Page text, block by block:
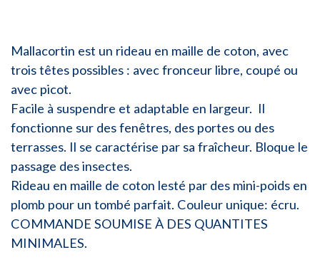
Mallacortin est un rideau en maille de coton, avec
trois têtes possibles : avec fronceur libre, coupé ou
avec picot.
Facile à suspendre et adaptable en largeur. Il
fonctionne sur des fenêtres, des portes ou des
terrasses. Il se caractérise par sa fraîcheur. Bloque le
passage des insectes.
Rideau en maille de coton lesté par des mini-poids en
plomb pour un tombé parfait. Couleur unique: écru.
COMMANDE SOUMISE À DES QUANTITES
MINIMALES.